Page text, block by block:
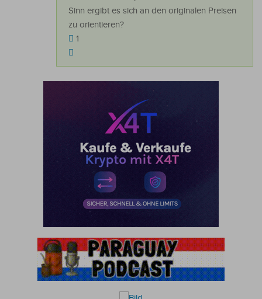
Sinn ergibt es sich an den originalen Preisen
zu orientieren?
1